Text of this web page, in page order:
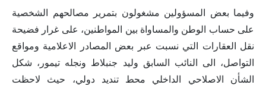
وفيما بعض المسؤولين مشغولون بتمرير مصالحهم الشخصية
على حساب الوطن والمساواة بين المواطنين، على غرار فضيحة
نقل العقارات التي نسبت عبر بعض المصادر الاعلامية ومواقع
التواصل، الى النائب السابق وليد جنبلاط ونجله تيمور، شكل
الشأن الاصلاحي الداخلي محط تنديد دولي، حيث لاحظت